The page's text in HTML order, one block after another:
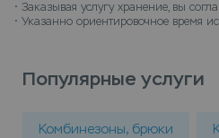
• Заказывая услугу хранение, вы
• Указанно ориентировочное время
Популярные услуги
Комбинезоны, брюки